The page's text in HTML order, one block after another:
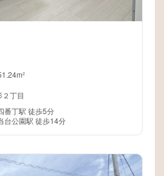
丁目
番丁駅 徒歩5分
台公園駅 徒歩14分